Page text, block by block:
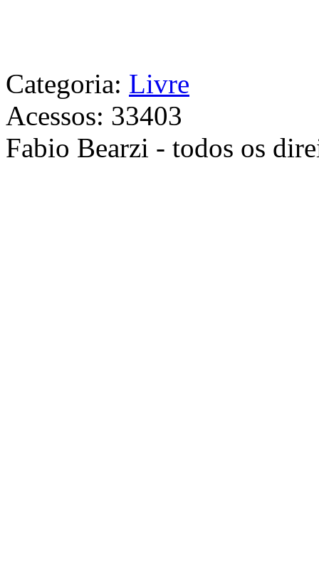
Categoria: Livre
Acessos: 33403
Fabio Bearzi - todos os